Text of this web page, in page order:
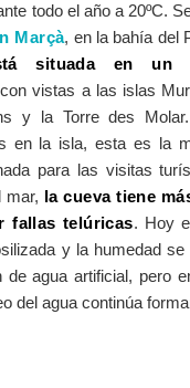
todo el año a 20ºC.
Marçà, en la bahía del
situada en un
vistas a las islas
y la Torre des
en la isla, esta es la
para las visitas
mar, la cueva tiene
fallas telúricas. Hoy
y la humedad
de agua artificial, pero
del agua continúa